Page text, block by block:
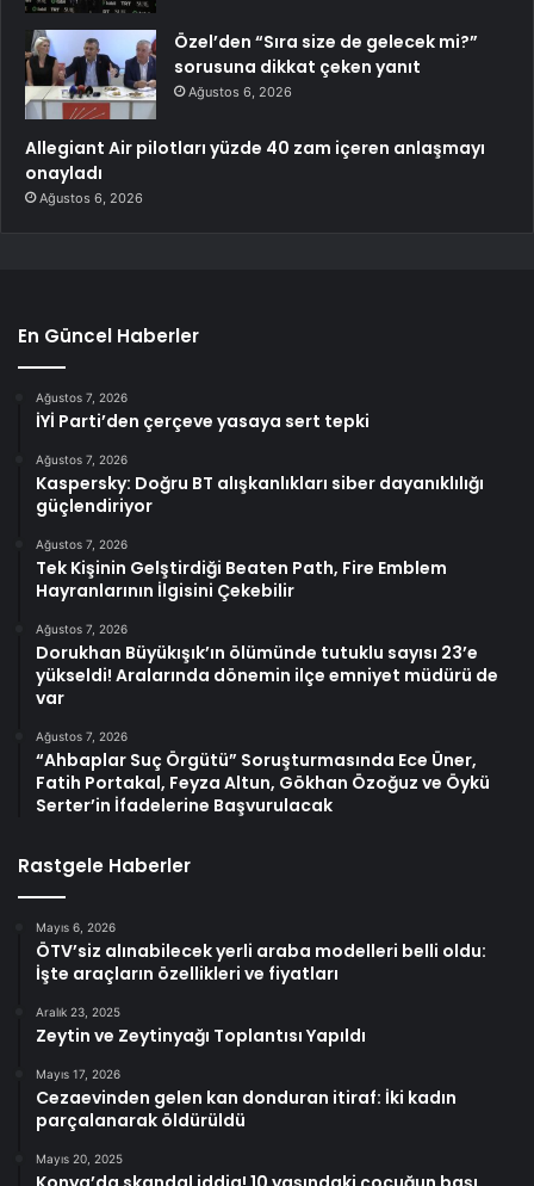
Özel’den “Sıra size de gelecek mi?”
sorusuna dikkat çeken yanıt
Ağustos 6, 2026
Allegiant Air pilotları yüzde 40 zam içeren anlaşmayı
onayladı
Ağustos 6, 2026
En Güncel Haberler
Ağustos 7, 2026
İYİ Parti’den çerçeve yasaya sert tepki
Ağustos 7, 2026
Kaspersky: Doğru BT alışkanlıkları siber dayanıklılığı
güçlendiriyor
Ağustos 7, 2026
Tek Kişinin Gelştirdiği Beaten Path, Fire Emblem
Hayranlarının İlgisini Çekebilir
Ağustos 7, 2026
Dorukhan Büyükışık’ın ölümünde tutuklu sayısı 23’e
yükseldi! Aralarında dönemin ilçe emniyet müdürü de
var
Ağustos 7, 2026
“Ahbaplar Suç Örgütü” Soruşturmasında Ece Üner,
Fatih Portakal, Feyza Altun, Gökhan Özoğuz ve Öykü
Serter’in İfadelerine Başvurulacak
Rastgele Haberler
Mayıs 6, 2026
ÖTV’siz alınabilecek yerli araba modelleri belli oldu:
İşte araçların özellikleri ve fiyatları
Aralık 23, 2025
Zeytin ve Zeytinyağı Toplantısı Yapıldı
Mayıs 17, 2026
Cezaevinden gelen kan donduran itiraf: İki kadın
parçalanarak öldürüldü
Mayıs 20, 2025